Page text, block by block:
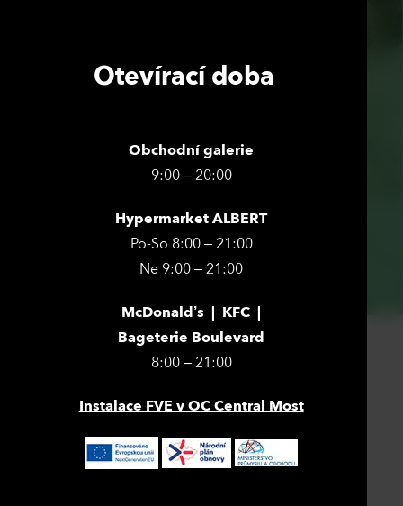
Otevírací doba
Obchodní galerie
9:00 – 20:00
Hypermarket ALBERT
Po-So 8:00 – 21:00
Ne 9:00 – 21:00
McDonald’s | KFC |
Bageterie Boulevard
8:00 – 21:00
Instalace FVE v OC Central Most